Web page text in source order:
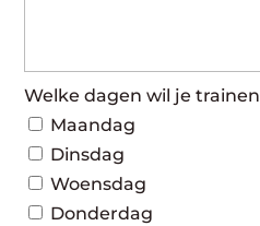
Welke dagen wil je trainen
Maandag
Dinsdag
Woensdag
Donderdag